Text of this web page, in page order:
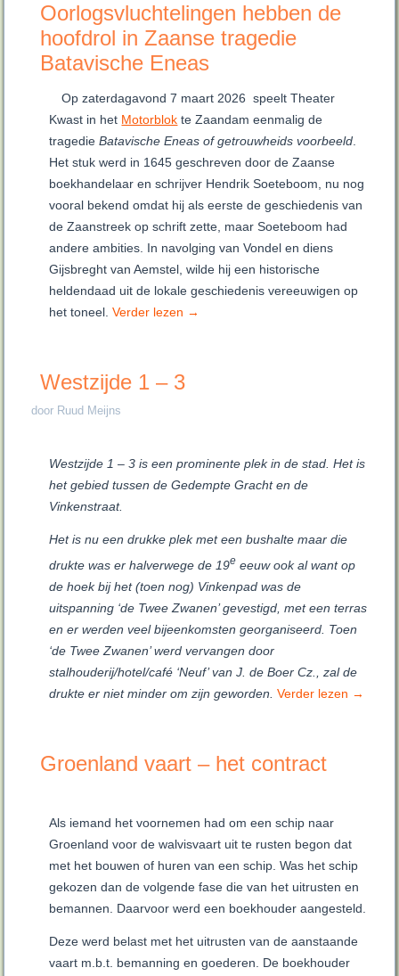
Oorlogsvluchtelingen hebben de
hoofdrol in Zaanse tragedie
Batavische Eneas
Op zaterdagavond 7 maart 2026 speelt Theater
Kwast in het Motorblok te Zaandam eenmalig de
tragedieBatavische Eneas of getrouwheids voorbeeld.
Het stuk werd in 1645 geschreven door de Zaanse
boekhandelaar en schrijver Hendrik Soeteboom, nu nog
vooral bekend omdat hij als eerste de geschiedenis van
de Zaanstreek op schrift zette, maar Soeteboom had
andere ambities. In navolging van Vondel en diens
Gijsbreght van Aemstel, wilde hij een historische
heldendaad uit de lokale geschiedenis vereeuwigen op
het toneel.Verder lezen →
Westzijde 1 – 3
door Ruud Meijns
Westzijde 1 – 3 is een prominente plek in de stad. Het is
het gebied tussen de Gedempte Gracht en de
Vinkenstraat.
Het is nu een drukke plek met een bushalte maar die
drukte was er halverwege de 19e eeuw ook al want op
de hoek bij het (toen nog) Vinkenpad was de
uitspanning ‘de Twee Zwanen’ gevestigd, met een terras
en er werden veel bijeenkomsten georganiseerd. Toen
‘de Twee Zwanen’ werd vervangen door
stalhouderij/hotel/café ‘Neuf’ van J. de Boer Cz., zal de
drukte er niet minder om zijn geworden. Verder lezen →
Groenland vaart – het contract
Als iemand het voornemen had om een schip naar
Groenland voor de walvisvaart uit te rusten begon dat
met het bouwen of huren van een schip. Was het schip
gekozen dan de volgende fase die van het uitrusten en
bemannen. Daarvoor werd een boekhouder aangesteld.
Deze werd belast met het uitrusten van de aanstaande
vaart m.b.t. bemanning en goederen. De boekhouder